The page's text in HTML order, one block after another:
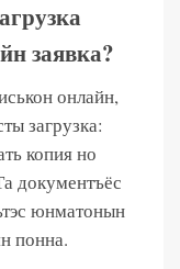
заявка?
онлайн,
загрузка:
копия но
документъёс
юнматонын
понна.